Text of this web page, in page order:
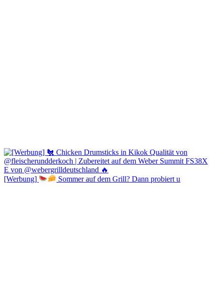
[Werbung] Sommer auf dem Grill? Dann probiert u